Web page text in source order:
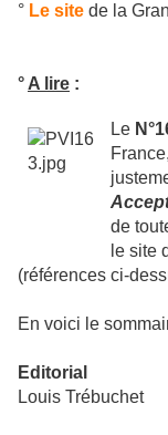
° Le site de la
° A lire :
Le
France,
de
le site
(références ci-
En voici le
Editorial
Louis Trébuchet